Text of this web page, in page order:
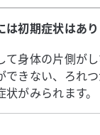
は初期症状はあり
て身体の片側が
できない、ろれ
がみられます。